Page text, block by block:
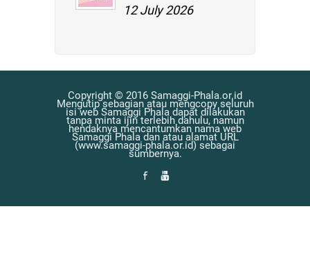
12 July 2026
Copyright © 2016 Samaggi-Phala.or.id
Mengutip sebagian atau mengcopy seluruh
isi web Samaggi Phala dapat dilakukan
tanpa minta ijin terlebih dahulu, namun
hendaknya mencantumkan nama web
Samaggi Phala dan atau alamat URL
(www.samaggi-phala.or.id) sebagai
sumbernya.